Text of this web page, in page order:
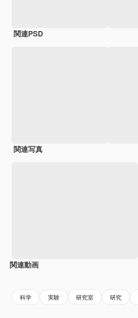
関連PSD
関連写真
関連動画
科学 実験 研究室 研究